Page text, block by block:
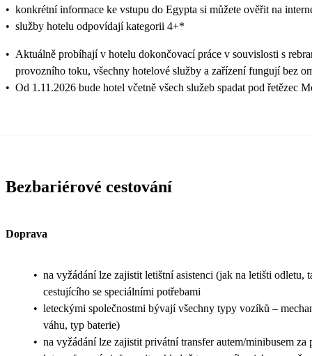
• konkrétní informace ke vstupu do Egypta si můžete ověřit na
• služby hotelu odpovídají kategorii 4+*
• Aktuálně probíhají v hotelu dokončovací práce v souvislosti s
provozního toku, všechny hotelové služby a zařízení fungují bez
• Od 1.11.2026 bude hotel včetně všech služeb spadat pod řetězec
Bezbariérové cestování
Doprava
• na vyžádání lze zajistit letištní asistenci (jak na letišti odletu,
cestujícího se speciálními potřebami
• leteckými společnostmi bývají všechny typy vozíků –
váhu, typ baterie)
• na vyžádání lze zajistit privátní transfer autem/minibusem